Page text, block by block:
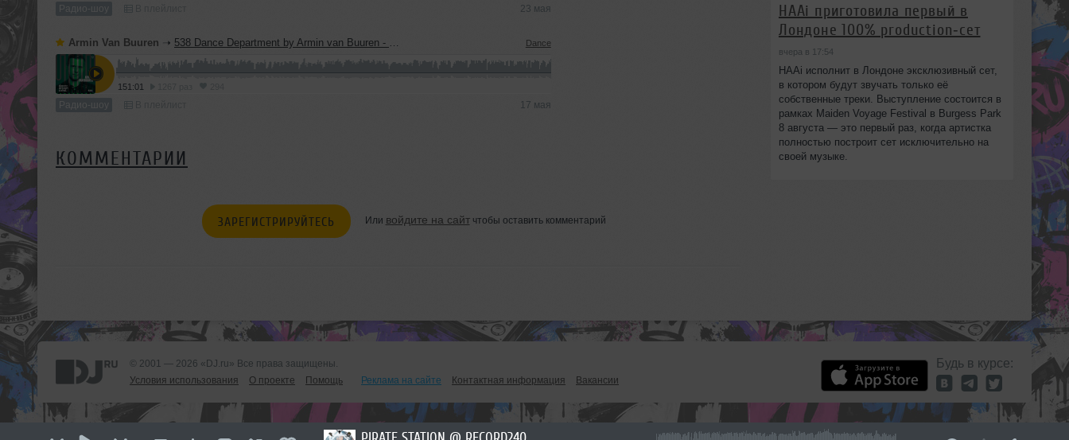
Радио-шоу 23 мая
Armin Van Buuren ➝ 538 Dance Department by Armin van Buuren - May 16, 2026 (Incl. Hotmix by Tjade B2B Kyle Starkey) Dance
151:01
Радио-шоу 17 мая
КОММЕНТАРИИ
ЗАРЕГИСТРИРУЙТЕСЬ Или войдите на сайтчтобы оставить комментарий
HAAi приготовила первый в
Лондоне 100% production‑сет
вчера в 17:54
HAAi исполнит в Лондоне эксклюзивный сет,
в котором будут звучать только её
собственные треки. Выступление состоится в
рамках Maiden Voyage Festival в Burgess Park
8 августа — это первый раз, когда артистка
полностью построит сет исключительно на
своей музыке.
© 2001 — 2026 «DJ.ru» Все права защищены.
Условия использования
О проекте Помощь Реклама на сайте Контактная информация Вакансии
Будь в курсе: